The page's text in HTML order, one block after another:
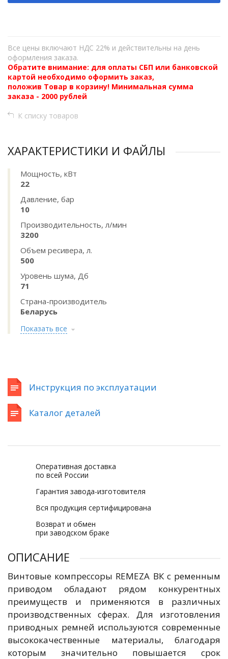
Все цены включают НДС 22% и действительны на день
оформления заказа.
Обратите внимание: для оплаты СБП или банковской
картой необходимо оформить заказ,
положив Товар в корзину! Минимальная сумма
заказа - 2000 рублей
К списку товаров
ХАРАКТЕРИСТИКИ И ФАЙЛЫ
Мощность, кВт
22
Давление, бар
10
Производительность, л/мин
3200
Объем ресивера, л.
500
Уровень шума, Дб
71
Страна-производитель
Беларусь
Показать все
Инструкция по эксплуатации
Каталог деталей
Оперативная доставка
по всей России
Гарантия завода-изготовителя
Вся продукция сертифицирована
Возврат и обмен
при заводском браке
ОПИСАНИЕ
Винтовые компрессоры REMEZA ВК с ременным
приводом обладают рядом конкурентных
преимуществ и применяются в различных
производственных сферах. Для изготовления
приводных ремней используются современные
высококачественные материалы, благодаря
которым значительно повышается срок